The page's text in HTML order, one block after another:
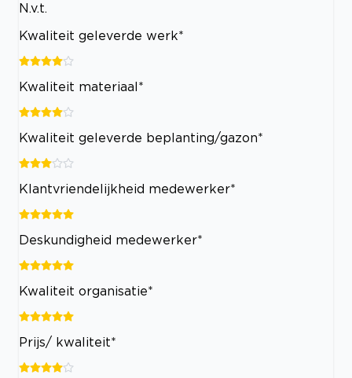
N.v.t.
Kwaliteit geleverde werk*
Kwaliteit materiaal*
Kwaliteit geleverde beplanting/gazon*
Klantvriendelijkheid medewerker*
Deskundigheid medewerker*
Kwaliteit organisatie*
Prijs/ kwaliteit*